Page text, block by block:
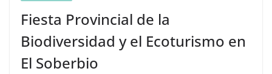
Fiesta Provincial de la
Biodiversidad y el Ecoturismo en
El Soberbio